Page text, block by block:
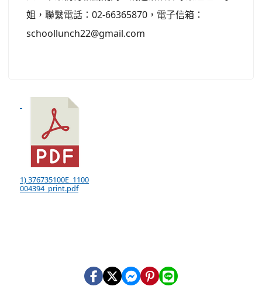
姐，聯繫電話：02-66365870，電子信箱：
schoollunch22@gmail.com
1) 376735100E_1100
004394_print.pdf